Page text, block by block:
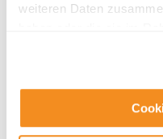
weiteren Daten